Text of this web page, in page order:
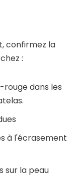
confirmez la
:
dans les
à l'écrasement
sur la peau